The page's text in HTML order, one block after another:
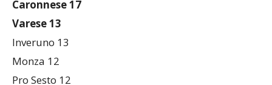
Olginatese 19
Caronnese 17
Varese 13
Inveruno 13